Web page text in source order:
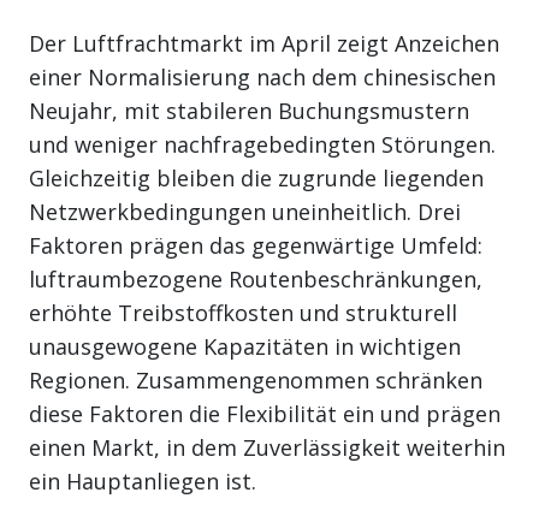
Der Luftfrachtmarkt im April zeigt Anzeichen
einer Normalisierung nach dem chinesischen
Neujahr, mit stabileren Buchungsmustern
und weniger nachfragebedingten Störungen.
Gleichzeitig bleiben die zugrunde liegenden
Netzwerkbedingungen uneinheitlich. Drei
Faktoren prägen das gegenwärtige Umfeld:
luftraumbezogene Routenbeschränkungen,
erhöhte Treibstoffkosten und strukturell
unausgewogene Kapazitäten in wichtigen
Regionen. Zusammengenommen schränken
diese Faktoren die Flexibilität ein und prägen
einen Markt, in dem Zuverlässigkeit weiterhin
ein Hauptanliegen ist.